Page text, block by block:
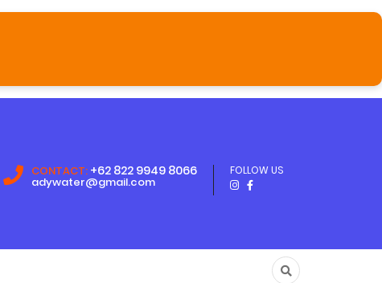
CONTACT: +62 822 9949 8066
adywater@gmail.com
FOLLOW US